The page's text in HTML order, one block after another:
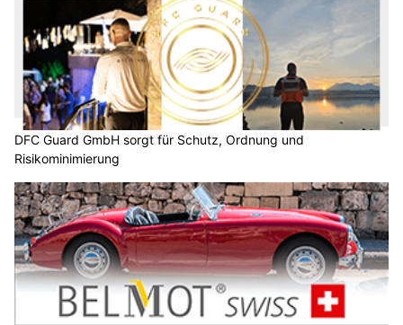
DFC Guard GmbH sorgt für Schutz, Ordnung und
Risikominimierung